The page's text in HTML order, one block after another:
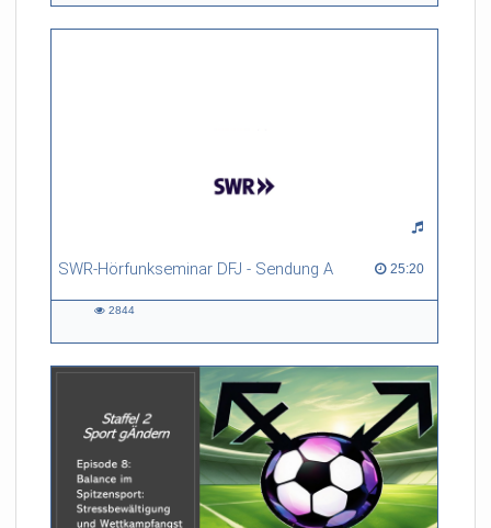
SWR-Hörfunkseminar DFJ - Sendung A 25:20
25:20 duration
2844